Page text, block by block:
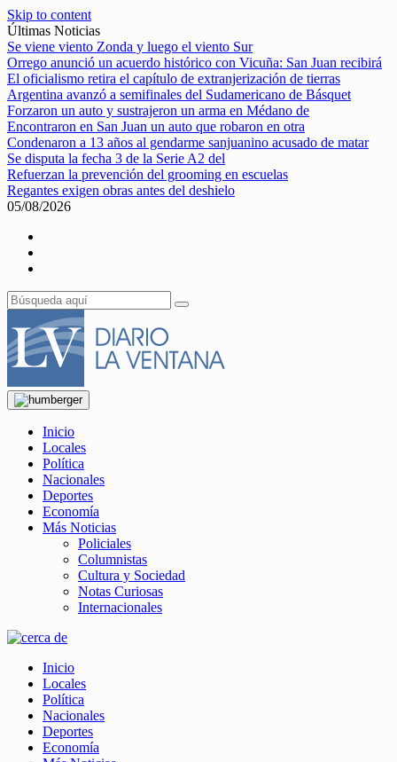
Skip to content
Últimas Noticias
Se viene viento Zonda y luego el viento Sur
Orrego anunció un acuerdo histórico con Vicuña: San Juan recibirá
El oficialismo retira el capítulo de extranjerización de tierras
Argentina avanzó a semifinales del Sudamericano de Básquet
Forzaron un auto y sustrajeron un arma en Médano de
Encontraron en San Juan un auto que robaron en otra
Condenaron a 13 años al gendarme sanjuanino acusado de matar
Se disputa la fecha 3 de la Serie A2 del
Refuerzan la prevención del grooming en escuelas
Regantes exigen obras antes del deshielo
05/08/2026
Inicio
Locales
Política
Nacionales
Deportes
Economía
Más Noticias
Policiales
Columnistas
Cultura y Sociedad
Notas Curiosas
Internacionales
Inicio
Locales
Política
Nacionales
Deportes
Economía